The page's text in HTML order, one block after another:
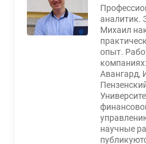
аналитик.
Михаил
опыт.
Авангард,
научные